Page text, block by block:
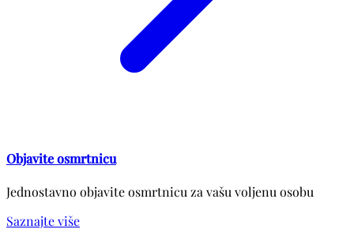
Objavite osmrtnicu
Jednostavno objavite osmrtnicu za vašu voljenu osobu
Saznajte više